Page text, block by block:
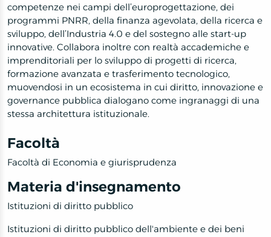
competenze nei campi dell’europrogettazione, dei
programmi PNRR, della finanza agevolata, della ricerca e
sviluppo, dell’Industria 4.0 e del sostegno alle start-up
innovative. Collabora inoltre con realtà accademiche e
imprenditoriali per lo sviluppo di progetti di ricerca,
formazione avanzata e trasferimento tecnologico,
muovendosi in un ecosistema in cui diritto, innovazione e
governance pubblica dialogano come ingranaggi di una
stessa architettura istituzionale.
Facoltà
Facoltà di Economia e giurisprudenza
Materia d'insegnamento
Istituzioni di diritto pubblico
Istituzioni di diritto pubblico dell'ambiente e dei beni